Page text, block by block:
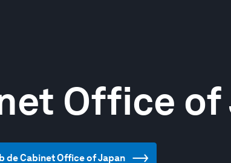
Office of
de Cabinet Office of Japan